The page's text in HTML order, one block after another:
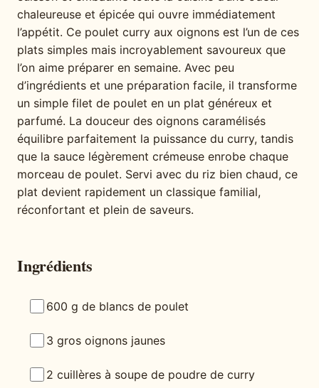
chaleureuse et épicée qui ouvre immédiatement
l’appétit. Ce poulet curry aux oignons est l’un de ces
plats simples mais incroyablement savoureux que
l’on aime préparer en semaine. Avec peu
d’ingrédients et une préparation facile, il transforme
un simple filet de poulet en un plat généreux et
parfumé. La douceur des oignons caramélisés
équilibre parfaitement la puissance du curry, tandis
que la sauce légèrement crémeuse enrobe chaque
morceau de poulet. Servi avec du riz bien chaud, ce
plat devient rapidement un classique familial,
réconfortant et plein de saveurs.
Ingrédients
600 g de blancs de poulet
3 gros oignons jaunes
2 cuillères à soupe de poudre de curry